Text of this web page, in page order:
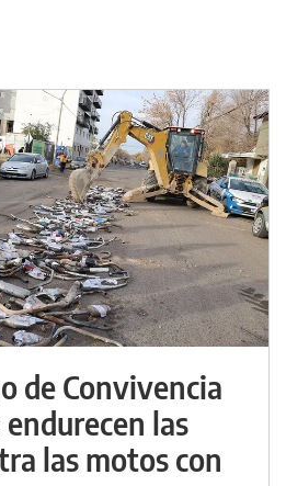
de Convivencia
las
las motos con